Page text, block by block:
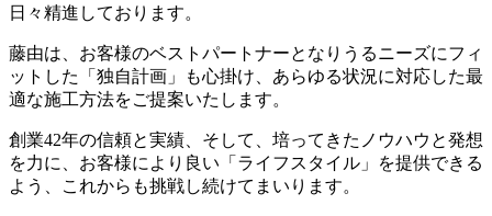
日々精進しております。
藤由は、お客様のベストパートナーとなりうるニーズにフィ
ットした「独自計画」も心掛け、あらゆる状況に対応した最
適な施工方法をご提案いたします。
創業42年の信頼と実績、そして、培ってきたノウハウと発想
を力に、お客様により良い「ライフスタイル」を提供できる
よう、これからも挑戦し続けてまいります。